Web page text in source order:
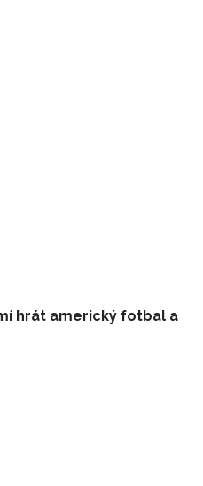
hrát americký fotbal a